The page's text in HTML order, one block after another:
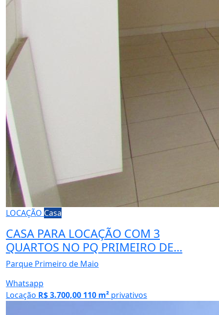
LOCAÇÃO Casa
CASA PARA LOCAÇÃO COM 3
QUARTOS NO PQ PRIMEIRO DE...
Parque Primeiro de Maio
Whatsapp
Locação R$ 3.700,00 110 m² privativos